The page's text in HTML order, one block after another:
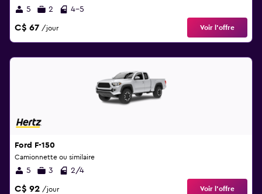
5 2 4-5
C$ 67 /jour Voir l’offre
Ford F-150
Camionnette ou similaire
5 3 2/4
C$ 92 /jour Voir l’offre